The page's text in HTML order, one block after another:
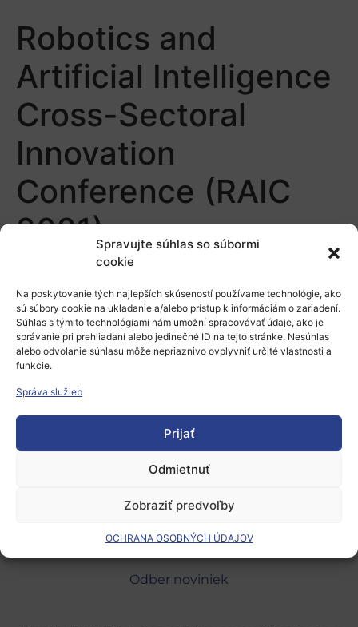
Spravujte súhlas so súbormi
cookie
Na poskytovanie tých najlepších skúseností používame technológie, ako
sú súbory cookie na ukladanie a/alebo prístup k informáciám o zariadení.
Súhlas s týmito technológiami nám umožní spracovávať údaje, ako je
správanie pri prehliadaní alebo jedinečné ID na tejto stránke. Nesúhlas
alebo odvolanie súhlasu môže nepriaznivo ovplyvniť určité vlastnosti a
funkcie.
Správa služieb
Prijať
Odmietnuť
Zobraziť predvoľby
OCHRANA OSOBNÝCH ÚDAJOV
Robotics and
Artificial Intelligence
Cross-Sectoral
Innovation
Conference (RAIC
2021)
Pridaj komentár
Prepáčte, ale pred zanechaním komentára sa musíte
prihlásiť.
Odber noviniek